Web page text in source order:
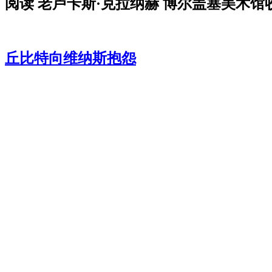
阅读 老卢卡斯·克拉纳赫 博尔盖塞美术馆
丘比特向维纳斯抱怨